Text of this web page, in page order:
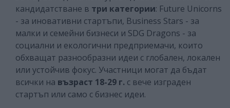
кандидатстване в три категории: Future Unicorns
- за иновативни стартъпи, Business Stars - за
малки и семейни бизнеси и SDG Dragons - за
социални и екологични предприемачи, които
обхващат разнообразни идеи с глобален, локален
или устойчив фокус. Участници могат да бъдат
всички на възраст 18-29 г. с вече изграден
стартъп или само с бизнес идеи.